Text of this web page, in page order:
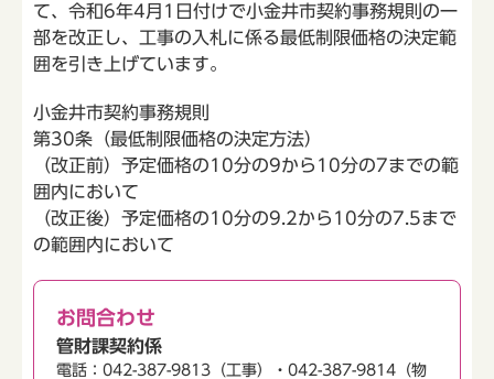
て、令和6年4月1日付けで小金井市契約事務規則の一
部を改正し、工事の入札に係る最低制限価格の決定範
囲を引き上げています。
小金井市契約事務規則
第30条（最低制限価格の決定方法）
（改正前）予定価格の10分の9から10分の7までの範
囲内において
（改正後）予定価格の10分の9.2から10分の7.5まで
の範囲内において
お問合わせ
管財課契約係
電話：042-387-9813（工事）・042-387-9814（物